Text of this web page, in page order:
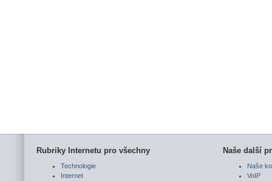
Rubriky Internetu pro všechny
Technologie
Internet
Naše další
Naše
VoIP